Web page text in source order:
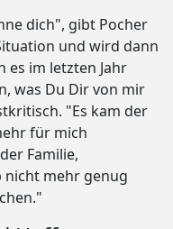
dich", gibt Pocher
und wird dann
es im letzten Jahr
was Du Dir von mir
"Es kam der
für mich
Familie,
nicht mehr genug